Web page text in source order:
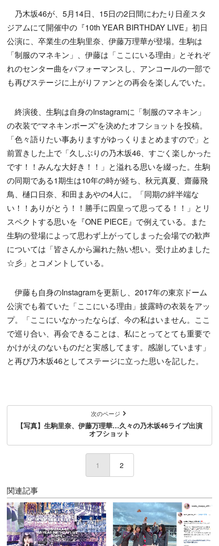
乃木坂46が、5月14日、15日の2日間にわたり日産スタ
ジアムにて開催中の『10th YEAR BIRTHDAY LIVE』初日
公演に、卒業生の生駒里奈、伊藤万理華が登場。生駒は
「制服のマネキン」、伊藤は「ここにいる理由」とそれぞ
れのセンター曲をパフォーマンスし、アンコールの一部で
も再びステージに上がりファンとの再会を楽しんでいた。
終演後、生駒は自身のInstagramに「制服のマネキン」
の衣装で“マネキンポーズ”を決めたオフショットを投稿。
「色々語りたい事ありますがゆっくりまとめますので」と
前置きした上で「久しぶりの乃木坂46、すごく楽しかった
です！！みんな大好き！！」と溢れる思いを綴った。生駒
の同期である1期生は10年の時が経ち、秋元真夏、齋藤飛
鳥、樋口日奈、和田まあやの4人に。「同期の絆半端な
い！！ありがとう！！勝手に四皇って思ってる！！」とリ
スペクトする思いを『ONE PIECE』で例えている。また
生駒の登場によって思わず上がってしまった会場での歓声
については「皆さんから漏れた熱い想い。受け止めました
☆彡」とコメントしている。
伊藤も自身のInstagramを更新し、2017年の東京ドーム
公演でも着ていた「ここにいる理由」披露時の衣装をアッ
プ。「ここにいなかったならば、今の私はいません。ここ
で巡り合い、再会できることは、私にとってとても重要で
かけがえのないものだと実感してます。感謝しています」
と再び乃木坂46としてステージに立った思いを記した。
次のページ
【写真】生駒里奈、伊藤万理華…久々の乃木坂46ライブ出演
オフショット
1 (current)
2
関連記事